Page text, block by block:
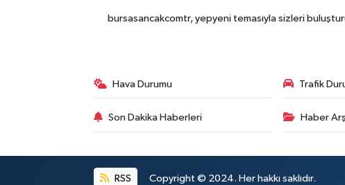
bursasancakcomtr, yepyeni temasıyla sizleri
Hava Durumu Trafik
Son Dakika Haberleri Haber
RSS Copyright © 2024. Her hakkı saklıdır.